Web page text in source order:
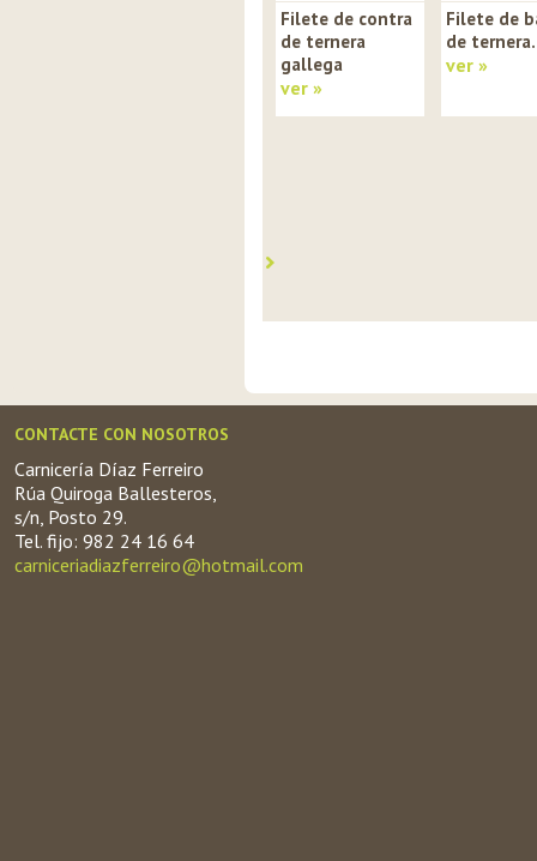
Filete de contra
de ternera
gallega
ver »
Filete de
de
ver »
CONTACTE CON NOSOTROS
Carnicería Díaz Ferreiro
Rúa Quiroga Ballesteros,
s/n, Posto 29.
Tel. fijo: 982 24 16 64
carniceriadiazferreiro@hotmail.com